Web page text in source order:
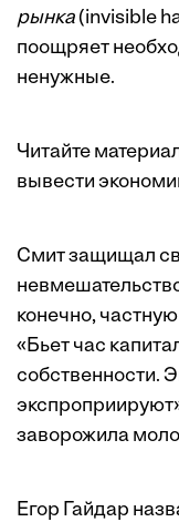
рынка (invisible
поощряет
ненужные.
Читайте
вывести
Смит защищал
конечно,
«Бьет час
собственности.
заворожила
Егор Гайдар